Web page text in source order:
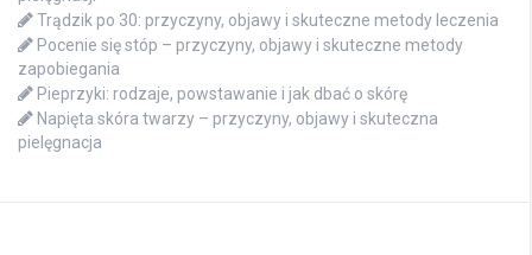
Trądzik po 30: przyczyny, objawy i skuteczne metody leczenia
Pocenie się stóp – przyczyny, objawy i skuteczne metody
zapobiegania
Pieprzyki: rodzaje, powstawanie i jak dbać o skórę
Napięta skóra twarzy – przyczyny, objawy i skuteczna
pielęgnacja